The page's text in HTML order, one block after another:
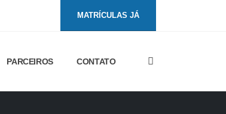
MATRÍCULAS JÁ
PARCEIROS CONTATO